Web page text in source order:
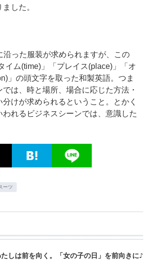
した。
沿った服装が求められますが、この
イム(time)」「プレイス(place)」「オ
」の頭文字を取った和製英語。つま
は、時と場所、場合に応じた方法・
けが求められるということ。とかく
れるビジネスシーンでは、意識した
ーツ
しは前を向く。「女の子の日」を前向きに♪